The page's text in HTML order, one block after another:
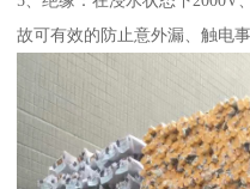
故可有效的防止意外漏、触电事